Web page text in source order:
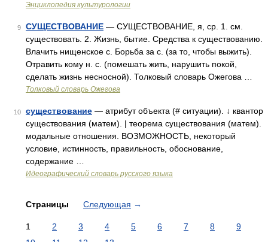
Энциклопедия культурологии
9 СУЩЕСТВОВАНИЕ — СУЩЕСТВОВАНИЕ, я, ср. 1. см.
существовать. 2. Жизнь, бытие. Средства к существованию.
Влачить нищенское с. Борьба за с. (за то, чтобы выжить).
Отравить кому н. с. (помешать жить, нарушить покой,
сделать жизнь несносной). Толковый словарь Ожегова …
Толковый словарь Ожегова
10 существование — атрибут объекта (# ситуации). ↓ квантор
существования (матем). | теорема существования (матем).
модальные отношения. ВОЗМОЖНОСТЬ, некоторый
условие, истинность, правильность, обоснование,
содержание …
Идеографический словарь русского языка
Страницы Следующая →
1 2 3 4 5 6 7 8
9